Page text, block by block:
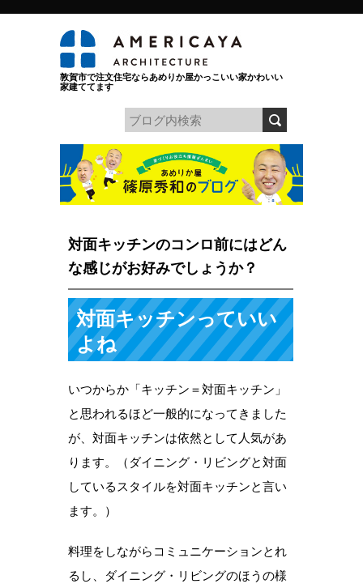
敦賀市で注文住宅ならあめりか屋かっこいい家かわいい
家建ててます
対面キッチンのコンロ前にはどん
な感じがお好みでしょうか？
対面キッチンっていい
よね
いつからか「キッチン＝対面キッチン」
と思われるほど一般的になってきました
が、対面キッチンは依然として人気があ
ります。（ダイニング・リビングと対面
しているスタイルを対面キッチンと言い
ます。）
料理をしながらコミュニケーションとれ
るし、ダイニング・リビングのほうの様